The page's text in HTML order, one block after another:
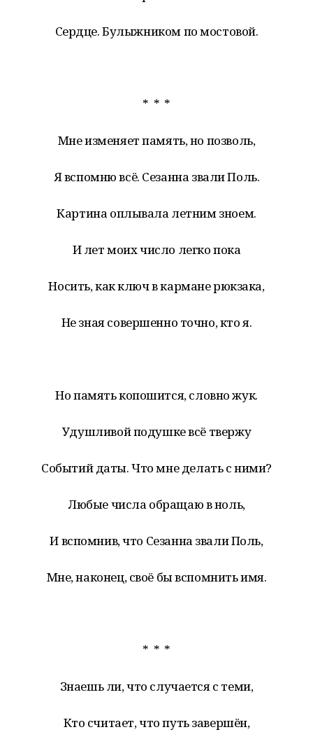
Сердце. Булыжником по мостовой.
* * *
Мне изменяет память, но позволь,
Я вспомню всё. Сезанна звали Поль.
Картина оплывала летним зноем.
И лет моих число легко пока
Носить, как ключ в кармане рюкзака,
Не зная совершенно точно, кто я.
Но память копошится, словно жук.
Удушливой подушке всё твержу
Событий даты. Что мне делать с ними?
Любые числа обращаю в ноль,
И вспомнив, что Сезанна звали Поль,
Мне, наконец, своё бы вспомнить имя.
* * *
Знаешь ли, что случается с теми,
Кто считает, что путь завершён,